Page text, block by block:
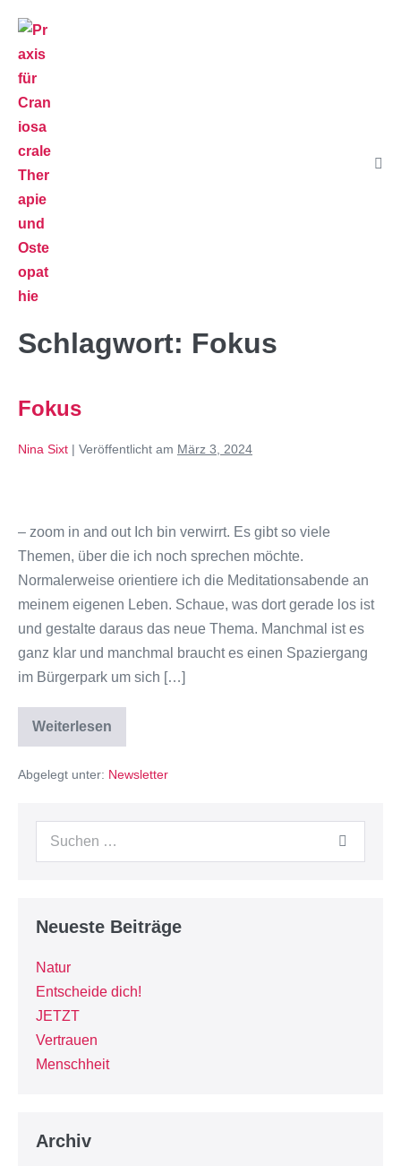
Schlagwort: Fokus
Fokus
Nina Sixt | Veröffentlicht am März 3, 2024
– zoom in and out Ich bin verwirrt. Es gibt so viele
Themen, über die ich noch sprechen möchte.
Normalerweise orientiere ich die Meditationsabende an
meinem eigenen Leben. Schaue, was dort gerade los ist
und gestalte daraus das neue Thema. Manchmal ist es
ganz klar und manchmal braucht es einen Spaziergang
im Bürgerpark um sich […]
Weiterlesen
Abgelegt unter: Newsletter
Neueste Beiträge
Natur
Entscheide dich!
JETZT
Vertrauen
Menschheit
Archiv